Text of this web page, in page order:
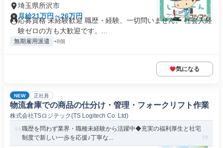
埼玉県所沢市
月給21万円～26万円
応募資格 未経験歓迎 職歴・経験、一切問いません。 社会人経
験ゼロの方も大歓迎です。...
無期雇用派遣 +8個
気になる
NEW 正社員
物流倉庫での商品の仕分け・管理・フォークリフト作業
株式会社TSロジテック(TS Logitech Co. Ltd)
職歴を問わず業界・職種未経験から活躍中◆充実の福利厚生と社宅
制度で新しい一歩を応援♪丁寧な...